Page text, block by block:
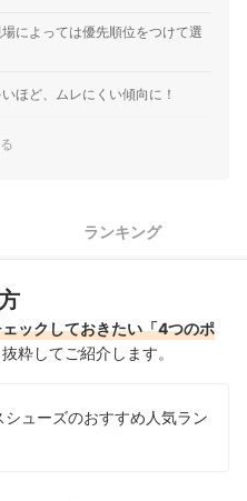
によっては優先順位をつけて選
ほど、ムレにくい傾向に！
認。つま先に1cm程度のスペー
人気ランキング
グもチェック！
ランキング
ックしておきたい「4つのポ
粋してご紹介します。
シューズのおすすめ人気ラン